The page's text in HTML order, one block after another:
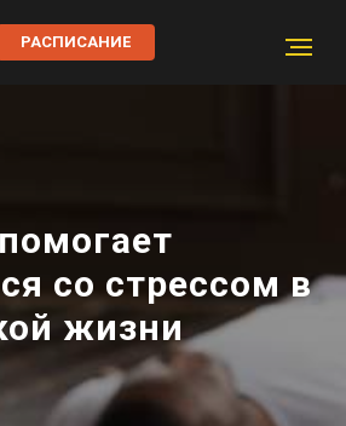
РАСПИСАНИЕ
со стрессом в
жизни